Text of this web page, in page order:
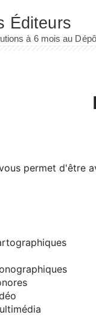
permet d'être